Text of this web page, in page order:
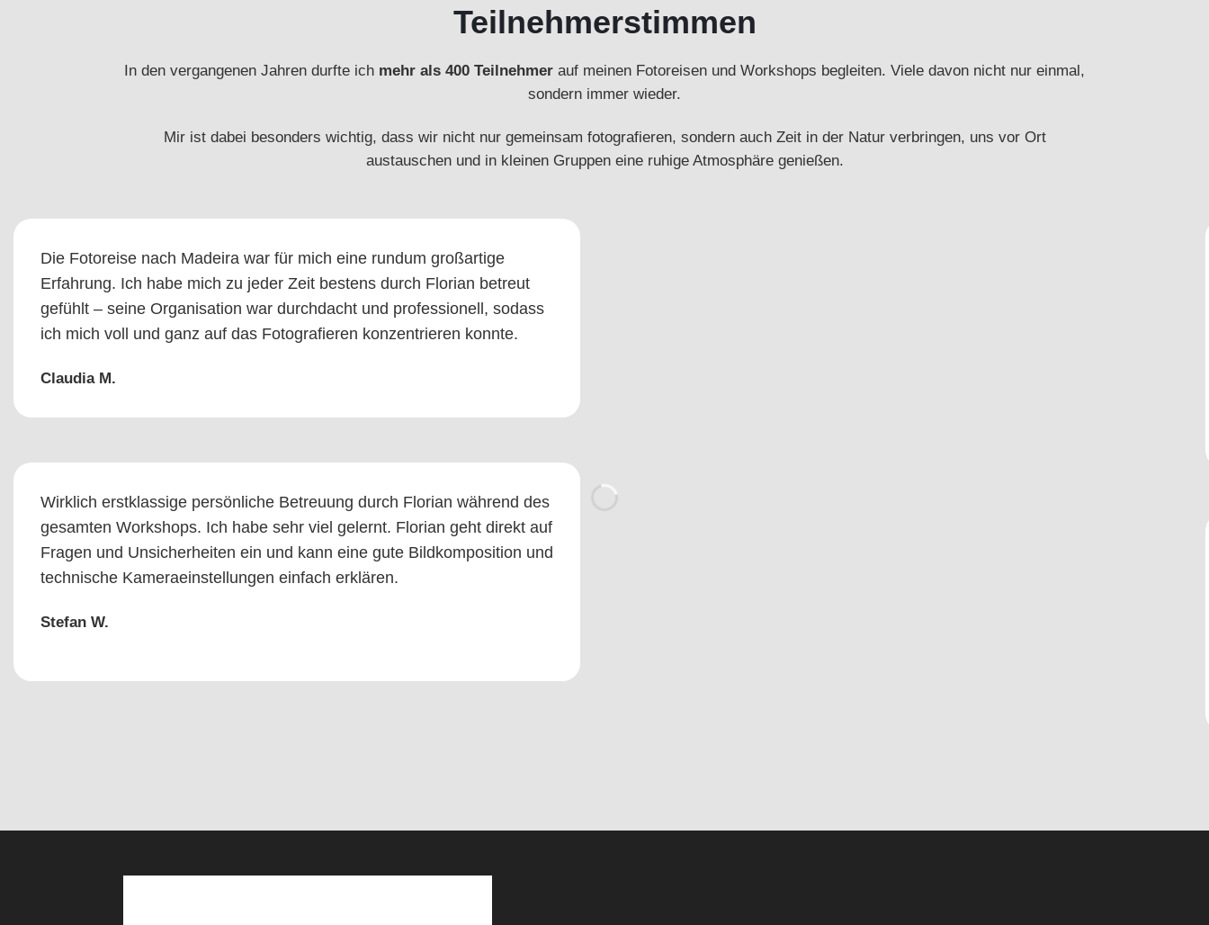
Teilnehmerstimmen
In den vergangenen Jahren durfte ich mehr als 400 Teilnehmer auf meinen Fotoreisen und Workshops begleiten. Viele davon nicht nur einmal,
sondern immer wieder.
Mir ist dabei besonders wichtig, dass wir nicht nur gemeinsam fotografieren, sondern auch Zeit in der Natur verbringen, uns vor Ort
austauschen und in kleinen Gruppen eine ruhige Atmosphäre genießen.
Die Fotoreise nach Madeira war für mich eine rundum großartige
Erfahrung. Ich habe mich zu jeder Zeit bestens durch Florian betreut
gefühlt – seine Organisation war durchdacht und professionell, sodass
ich mich voll und ganz auf das Fotografieren konzentrieren konnte.
Claudia M.
Wirklich erstklassige persönliche Betreuung durch Florian während des
gesamten Workshops. Ich habe sehr viel gelernt. Florian geht direkt auf
Fragen und Unsicherheiten ein und kann eine gute Bildkomposition und
technische Kameraeinstellungen einfach erklären.
Stefan W.